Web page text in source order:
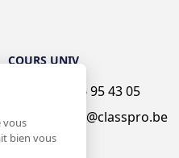
COURS UNIV
+32 486 95 43 05
contact@classpro.be